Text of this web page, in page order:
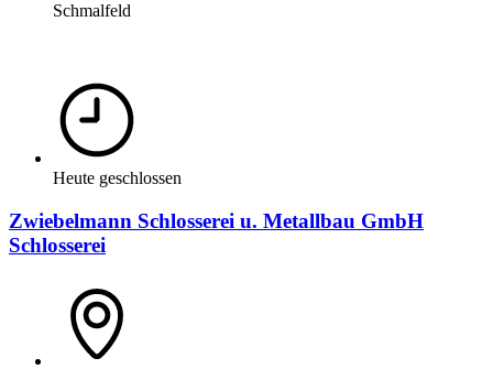
Schmalfeld
Heute geschlossen
Zwiebelmann Schlosserei u. Metallbau GmbH
Schlosserei